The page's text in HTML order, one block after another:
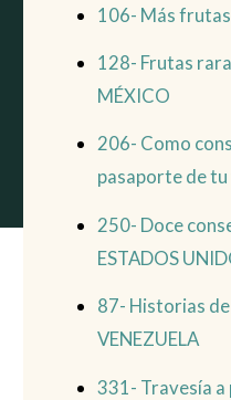
106- Más frutas
128- Frutas
MÉXICO
206- Como
pasaporte de
250- Doce
ESTADOS
87- Historias
VENEZUELA
331- Travesía a